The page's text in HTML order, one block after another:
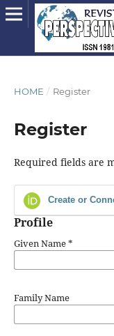
HOME / Register
Register
Required fields are
Create or
Profile
Given Name*
Family Name